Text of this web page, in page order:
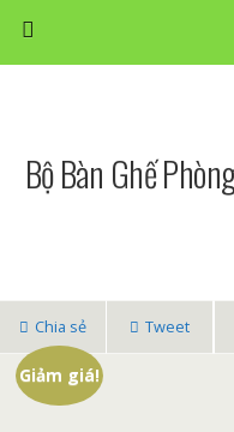
Bộ Bàn Ghế
Chia sẻ Tweet
Giảm giá!